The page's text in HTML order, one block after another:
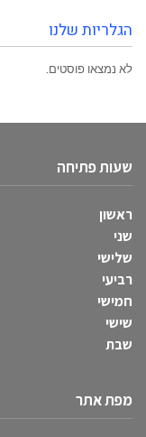
הגלריות שלנו
לא נמצאו פוסטים.
שעות פתיחה
ראשון
שני
שלישי
רביעי
חמישי
שישי
שבת
מפת אתר